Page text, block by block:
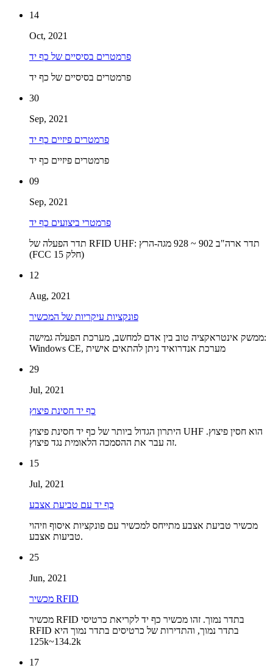
14
Oct, 2021
פרמטרים בסיסיים של כף יד
פרמטרים בסיסיים של כף יד
30
Sep, 2021
פרמטרים פיזיים כף יד
פרמטרים פיזיים כף יד
09
Sep, 2021
פרמטרי ביצועים כף יד
תדר הפעלה של RFID UHF: תדר ארה"ב 902 ~ 928 מגה-הרץ
(FCC חלק 15)
12
Aug, 2021
פונקציות עיקריות של המכשיר
ממשק אינטראקציה טוב בין אדם למחשב, מערכת הפעלה גמישה:
Windows CE, מערכת אנדרואיד ניתן להתאים אישית
29
Jul, 2021
כף יד חסינת פיצוץ
היתרון הגדול ביותר של כף יד חסינת פיצוץ UHF הוא חסין פיצוץ.
זה עבר את ההסמכה הלאומית נגד פיצוץ.
15
Jul, 2021
כף יד עם טביעת אצבע
מכשיר טביעת אצבע מתייחס למכשיר עם פונקציות איסוף וזיהוי
טביעות אצבע.
25
Jun, 2021
מכשיר RFID
מכשיר RFID בתדר נמוך. זהו מכשיר כף יד לקריאת כרטיסי
RFID בתדר נמוך, והתדירות של כרטיסים בתדר נמוך היא
125k~134.2k
17